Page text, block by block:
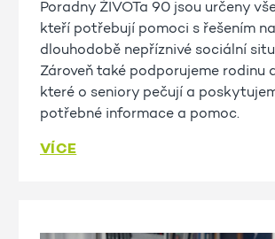
Poradny ŽIVOTa 90 jsou určeny
kteří potřebují pomoci s řešením
dlouhodobě nepříznivé sociální
Zároveň také podporujeme rodinu
které o seniory pečují a
potřebné informace a pomoc.
VÍCE